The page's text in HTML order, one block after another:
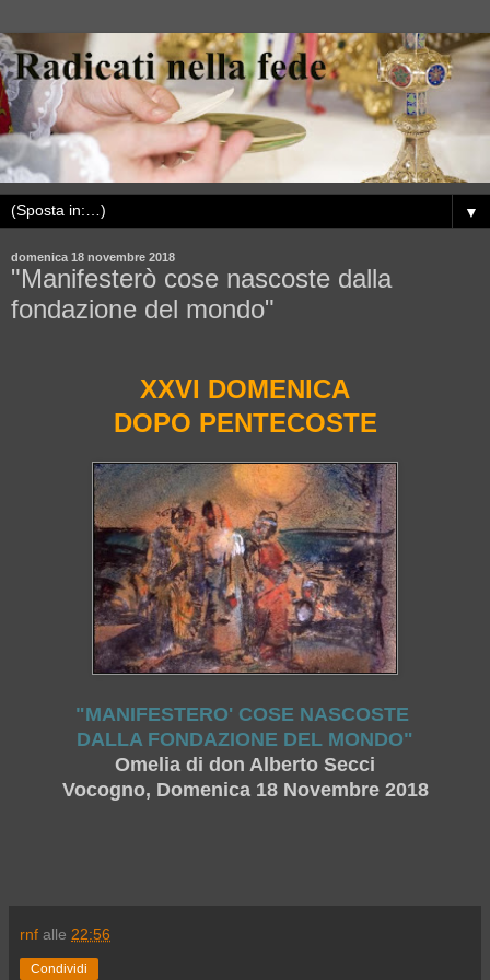
▼
domenica 18 novembre 2018
"Manifesterò cose nascoste dalla
fondazione del mondo"
XXVI DOMENICA
DOPO PENTECOSTE
"MANIFESTERO' COSE NASCOSTE
DALLA FONDAZIONE DEL MONDO"
Omelia di don Alberto Secci
Vocogno, Domenica 18 Novembre 2018
rnf alle 22:56
Condividi